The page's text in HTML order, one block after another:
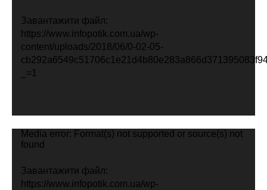
Завантажити файл:
https://www.infopotik.com.ua/wp-
content/uploads/2018/06/0-02-05-
_=1
Media error: Format(s) not supported or source(s) not
found
Завантажити файл:
https://www.infopotik.com.ua/wp-